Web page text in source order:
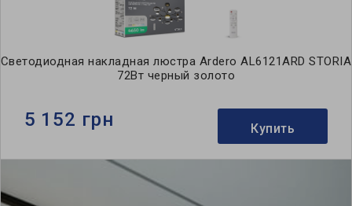
Светодиодная накладная люстра Ardero AL6121ARD STORIA
72Вт черный золото
5 152 грн Купить